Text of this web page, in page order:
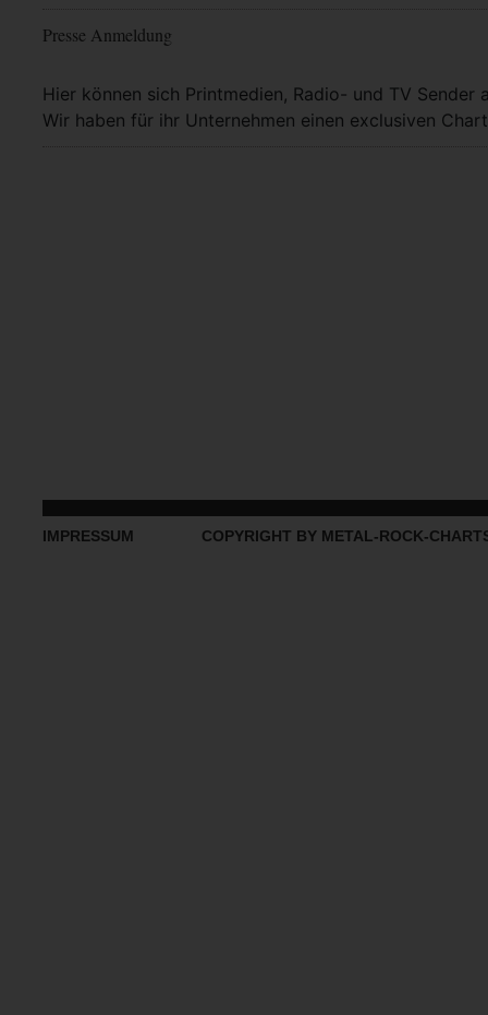
Presse Anmeldung
Hier können sich Printmedien, Radio- und TV Sender
Wir haben für ihr Unternehmen einen exclusiven
Mehr Info
IMPRESSUM COPYRIGHT BY METAL-ROCK-